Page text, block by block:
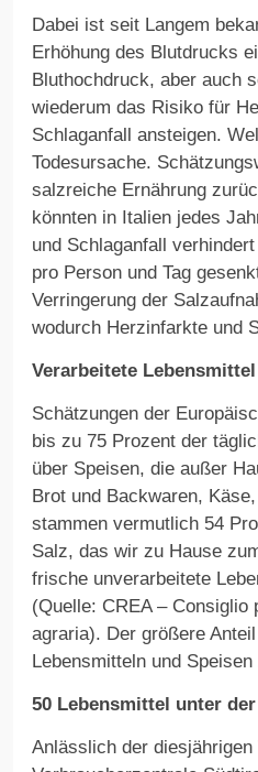
Dabei ist seit Langem
Erhöhung des Blutdrucks
Bluthochdruck, aber auch
wiederum das Risiko für
Schlaganfall ansteigen.
Todesursache.
salzreiche Ernährung
könnten in Italien jedes
und Schlaganfall
pro Person und Tag
Verringerung der
wodurch Herzinfarkte und
Verarbeitete
Schätzungen der
bis zu 75 Prozent der
über Speisen, die außer
Brot und Backwaren,
stammen vermutlich 54
Salz, das wir zu Hause
frische unverarbeitete
(Quelle: CREA – Consiglio
agraria). Der größere
Lebensmitteln und
50 Lebensmittel unter
Anlässlich der